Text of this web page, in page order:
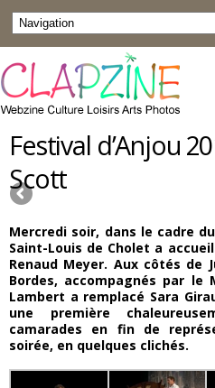
Festival d’Anjou
Scott
Mercredi soir, dans le cadre
Saint-Louis de Cholet a
Renaud Meyer. Aux côtés de
Bordes, accompagnés par le
Lambert a remplacé Sara
une première
camarades en fin de
soirée, en quelques clichés.